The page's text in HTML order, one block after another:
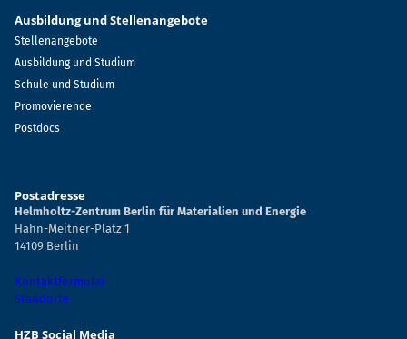
Ausbildung und Stellenangebote
Stellenangebote
Ausbildung und Studium
Schule und Studium
Promovierende
Postdocs
Postadresse
Helmholtz-Zentrum Berlin für Materialien und Energie
Hahn-Meitner-Platz 1
14109 Berlin
Kontaktformular
Standorte
HZB Social Media